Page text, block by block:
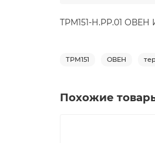
ТРМ151-Н.РР.01 ОВЕН
ТРМ151 ОВЕН
Похожие